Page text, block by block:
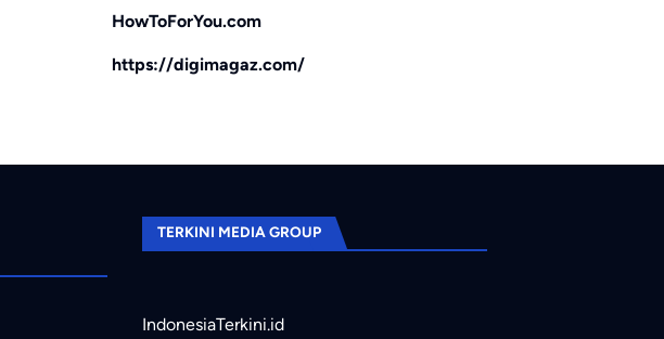
HowToForYou.com
https://digimagaz.com/
TERKINI MEDIA GROUP
IndonesiaTerkini.id